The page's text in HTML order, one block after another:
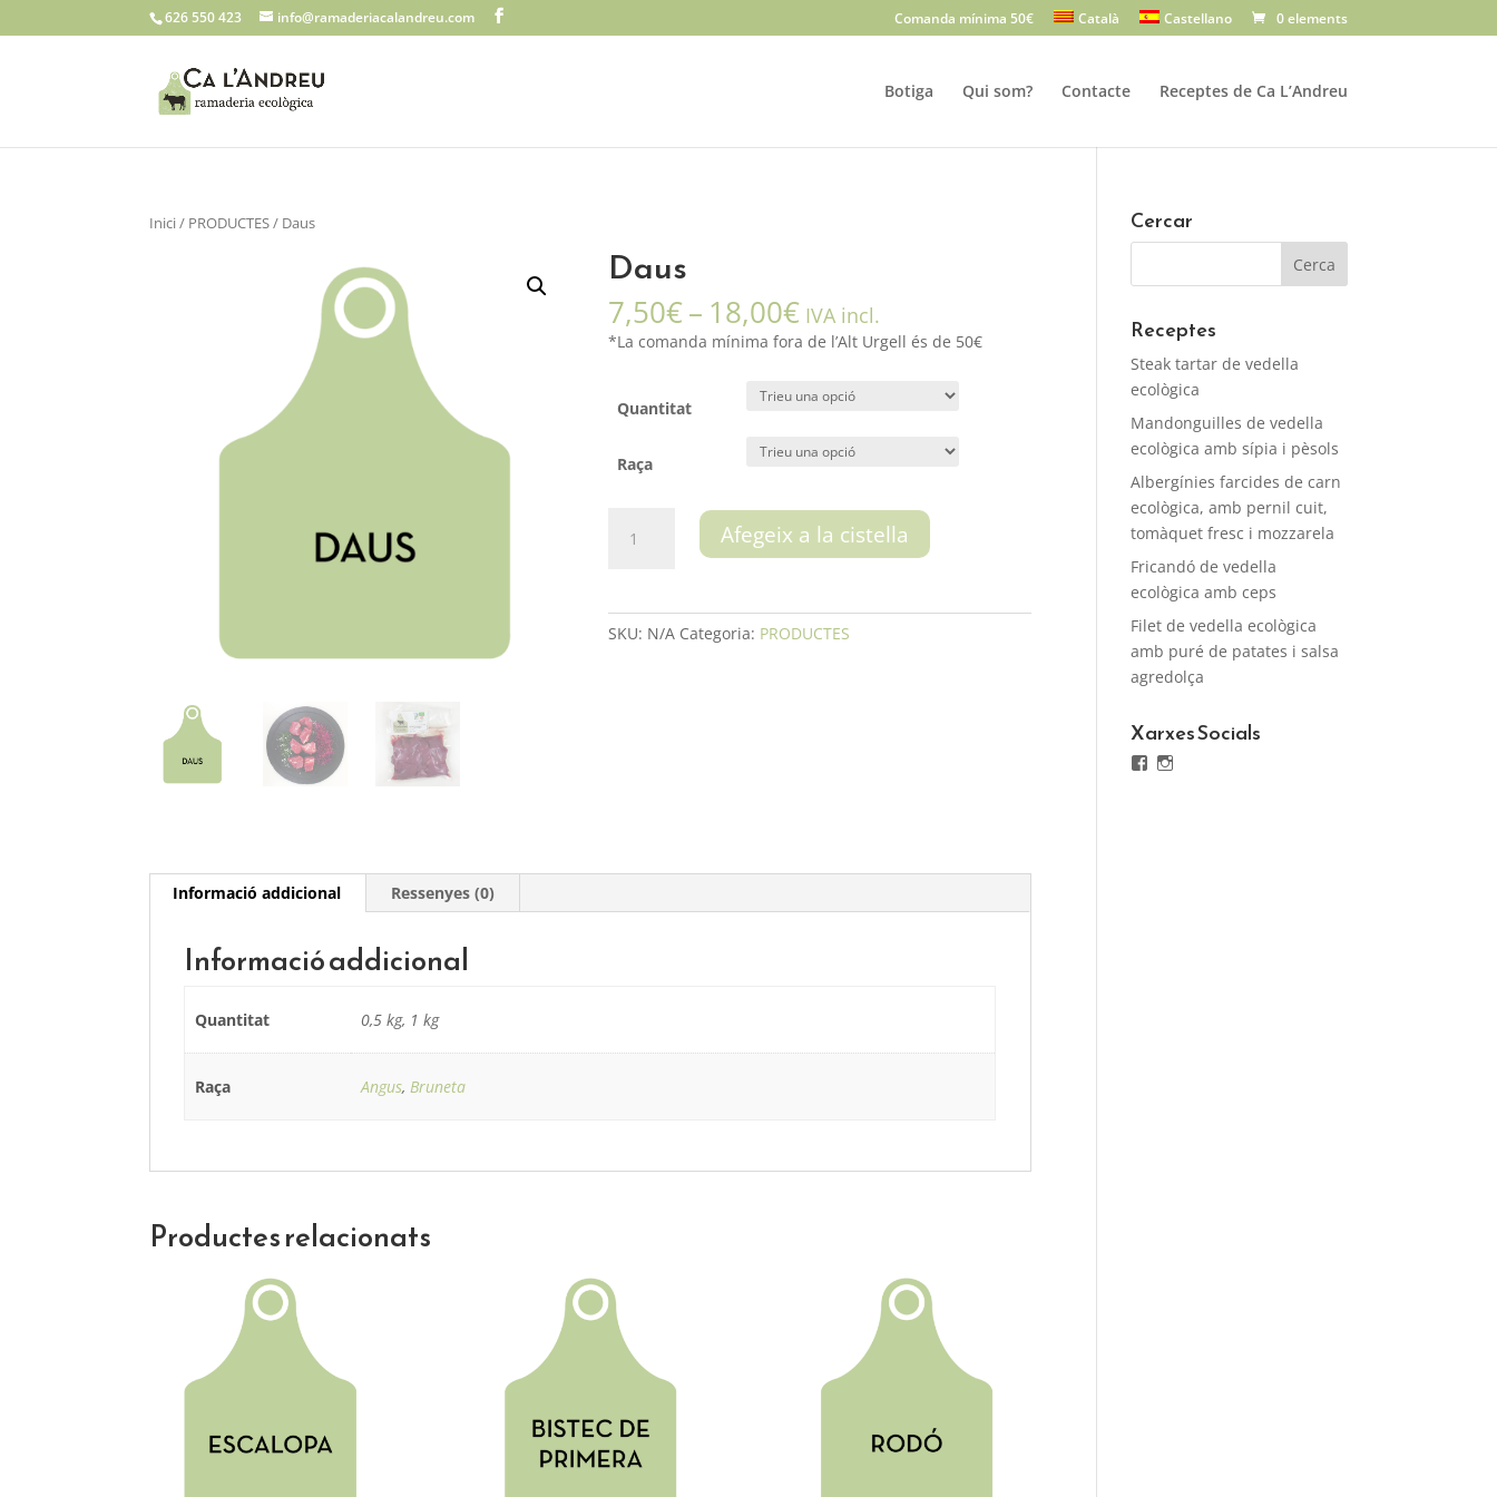
626 550 423 info@ramaderiacalandreu.com Comanda mínima 50€ Català Castellano 0 elements
Botiga Qui som? Contacte Receptes de Ca L’Andreu
Inici/ PRODUCTES/ Daus
Daus
7,50€– 18,00€Interval
de
preus:
7,50€
a
18,00€
IVA incl.
*La comanda mínima fora de l’Alt Urgell és de 50€
Quantitat
Raça
Afegeix a la cistella
SKU: N/A Categoria: PRODUCTES
Informació addicional Ressenyes (0)
Informació addicional
Quantitat 0,5 kg, 1 kg
Raça Angus, Bruneta
Productes relacionats
Cercar
Receptes
Steak tartar de vedella
ecològica
Mandonguilles de vedella
ecològica amb sípia i pèsols
Albergínies farcides de carn
ecològica, amb pernil cuit,
tomàquet fresc i mozzarela
Fricandó de vedella
ecològica amb ceps
Filet de vedella ecològica
amb puré de patates i salsa
agredolça
Xarxes Socials
Facebook